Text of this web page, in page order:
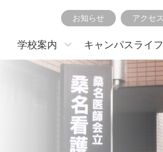
お知らせ アクセス
学校案内 キャンパスライフ